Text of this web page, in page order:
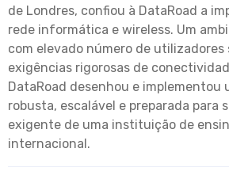
de Londres, confiou à DataRoad a
rede informática e wireless. Um
com elevado número de utilizadores
exigências rigorosas de
DataRoad desenhou e implementou
robusta, escalável e preparada para
exigente de uma instituição de
internacional.